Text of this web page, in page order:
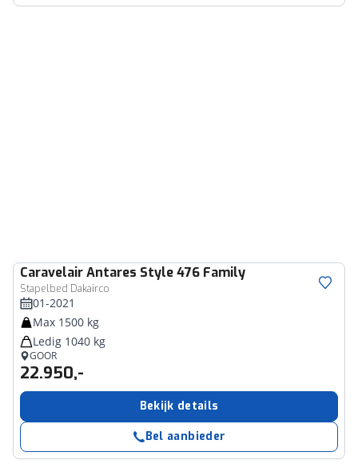
CaravelairAntares Style 476 Family
Stapelbed Dakairco
01-2021
Max 1500 kg
Ledig 1040 kg
GOOR
22.950,-
Bekijk details
Bel aanbieder